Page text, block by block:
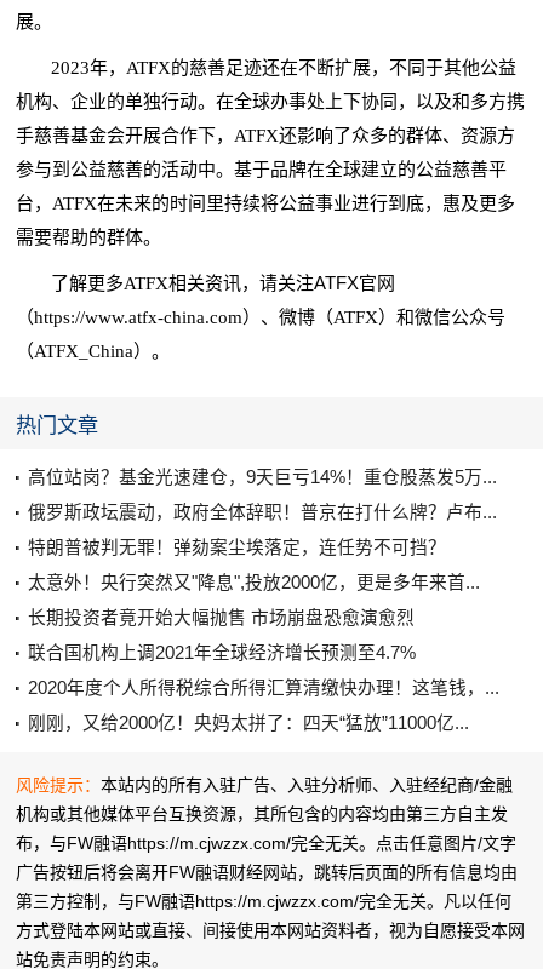
展。
2023年，ATFX的慈善足迹还在不断扩展，不同于其他公益
机构、企业的单独行动。在全球办事处上下协同，以及和多方携
手慈善基金会开展合作下，ATFX还影响了众多的群体、资源方
参与到公益慈善的活动中。基于品牌在全球建立的公益慈善平
台，ATFX在未来的时间里持续将公益事业进行到底，惠及更多
需要帮助的群体。
了解更多ATFX相关资讯，请关注ATFX官网
（https://www.atfx-china.com）、微博（ATFX）和微信公众号
（ATFX_China）。
热门文章
高位站岗？基金光速建仓，9天巨亏14%！重仓股蒸发5万...
俄罗斯政坛震动，政府全体辞职！普京在打什么牌？卢布...
特朗普被判无罪！弹劾案尘埃落定，连任势不可挡？
太意外！央行突然又"降息",投放2000亿，更是多年来首...
长期投资者竟开始大幅抛售 市场崩盘恐愈演愈烈
联合国机构上调2021年全球经济增长预测至4.7%
2020年度个人所得税综合所得汇算清缴快办理！这笔钱，...
刚刚，又给2000亿！央妈太拼了：四天“猛放”11000亿...
风险提示：本站内的所有入驻广告、入驻分析师、入驻经纪商/金融
机构或其他媒体平台互换资源，其所包含的内容均由第三方自主发
布，与FW融语https://m.cjwzzx.com/完全无关。点击任意图片/文字
广告按钮后将会离开FW融语财经网站，跳转后页面的所有信息均由
第三方控制，与FW融语https://m.cjwzzx.com/完全无关。凡以任何
方式登陆本网站或直接、间接使用本网站资料者，视为自愿接受本网
站免责声明的约束。